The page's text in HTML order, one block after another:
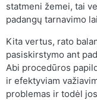
statmeni žemei, tai
padangų tarnavimo
Kita vertus, rato
pasiskirstymo ant
Abi procedūros
ir efektyviam
problemas ir todėl